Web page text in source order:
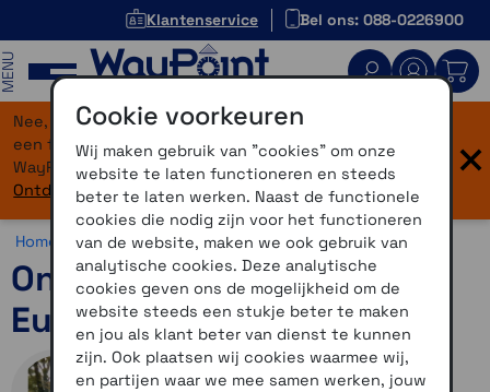
Klantenservice Bel ons: 088-0226900
Nee, je bent niet verdwaald! Onze website heeft
een flinke upgrade gekregen. Dezelfde vertrouwde
WayPoint-service, maar dan in een modern jasje.
Ontdek hier wat er allemaal nieuw is.
×
Home >Navigatie >Kaartmateriaal >Topokaarten
OnRoute TopoActive
Europa + uitbreiding
Cookie voorkeuren
Wij maken gebruik van "cookies" om onze
website te laten functioneren en steeds
beter te laten werken. Naast de functionele
cookies die nodig zijn voor het functioneren
van de website, maken we ook gebruik van
analytische cookies. Deze analytische
cookies geven ons de mogelijkheid om de
website steeds een stukje beter te maken
en jou als klant beter van dienst te kunnen
zijn. Ook plaatsen wij cookies waarmee wij,
en partijen waar we mee samen werken, jouw